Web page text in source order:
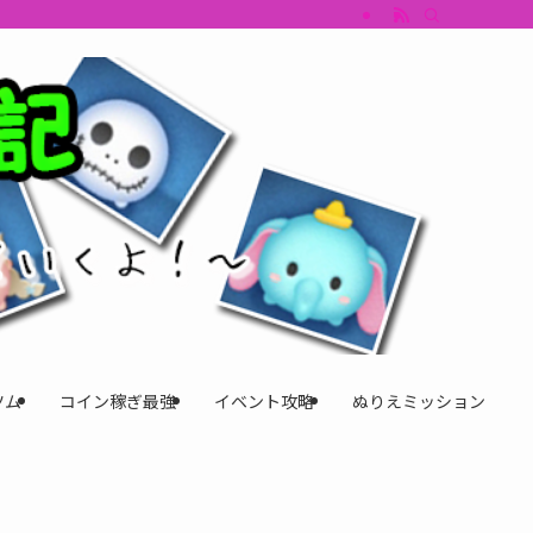
ム・キャラ評価も丁寧に解説。ツムツムイベント、ツムツム攻略、ツムツ
ム コイン稼ぎ最強 イベント攻略 ぬりえミッション